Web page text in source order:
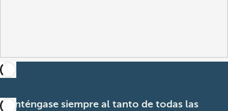
Manténgase siempre al tanto de todas las